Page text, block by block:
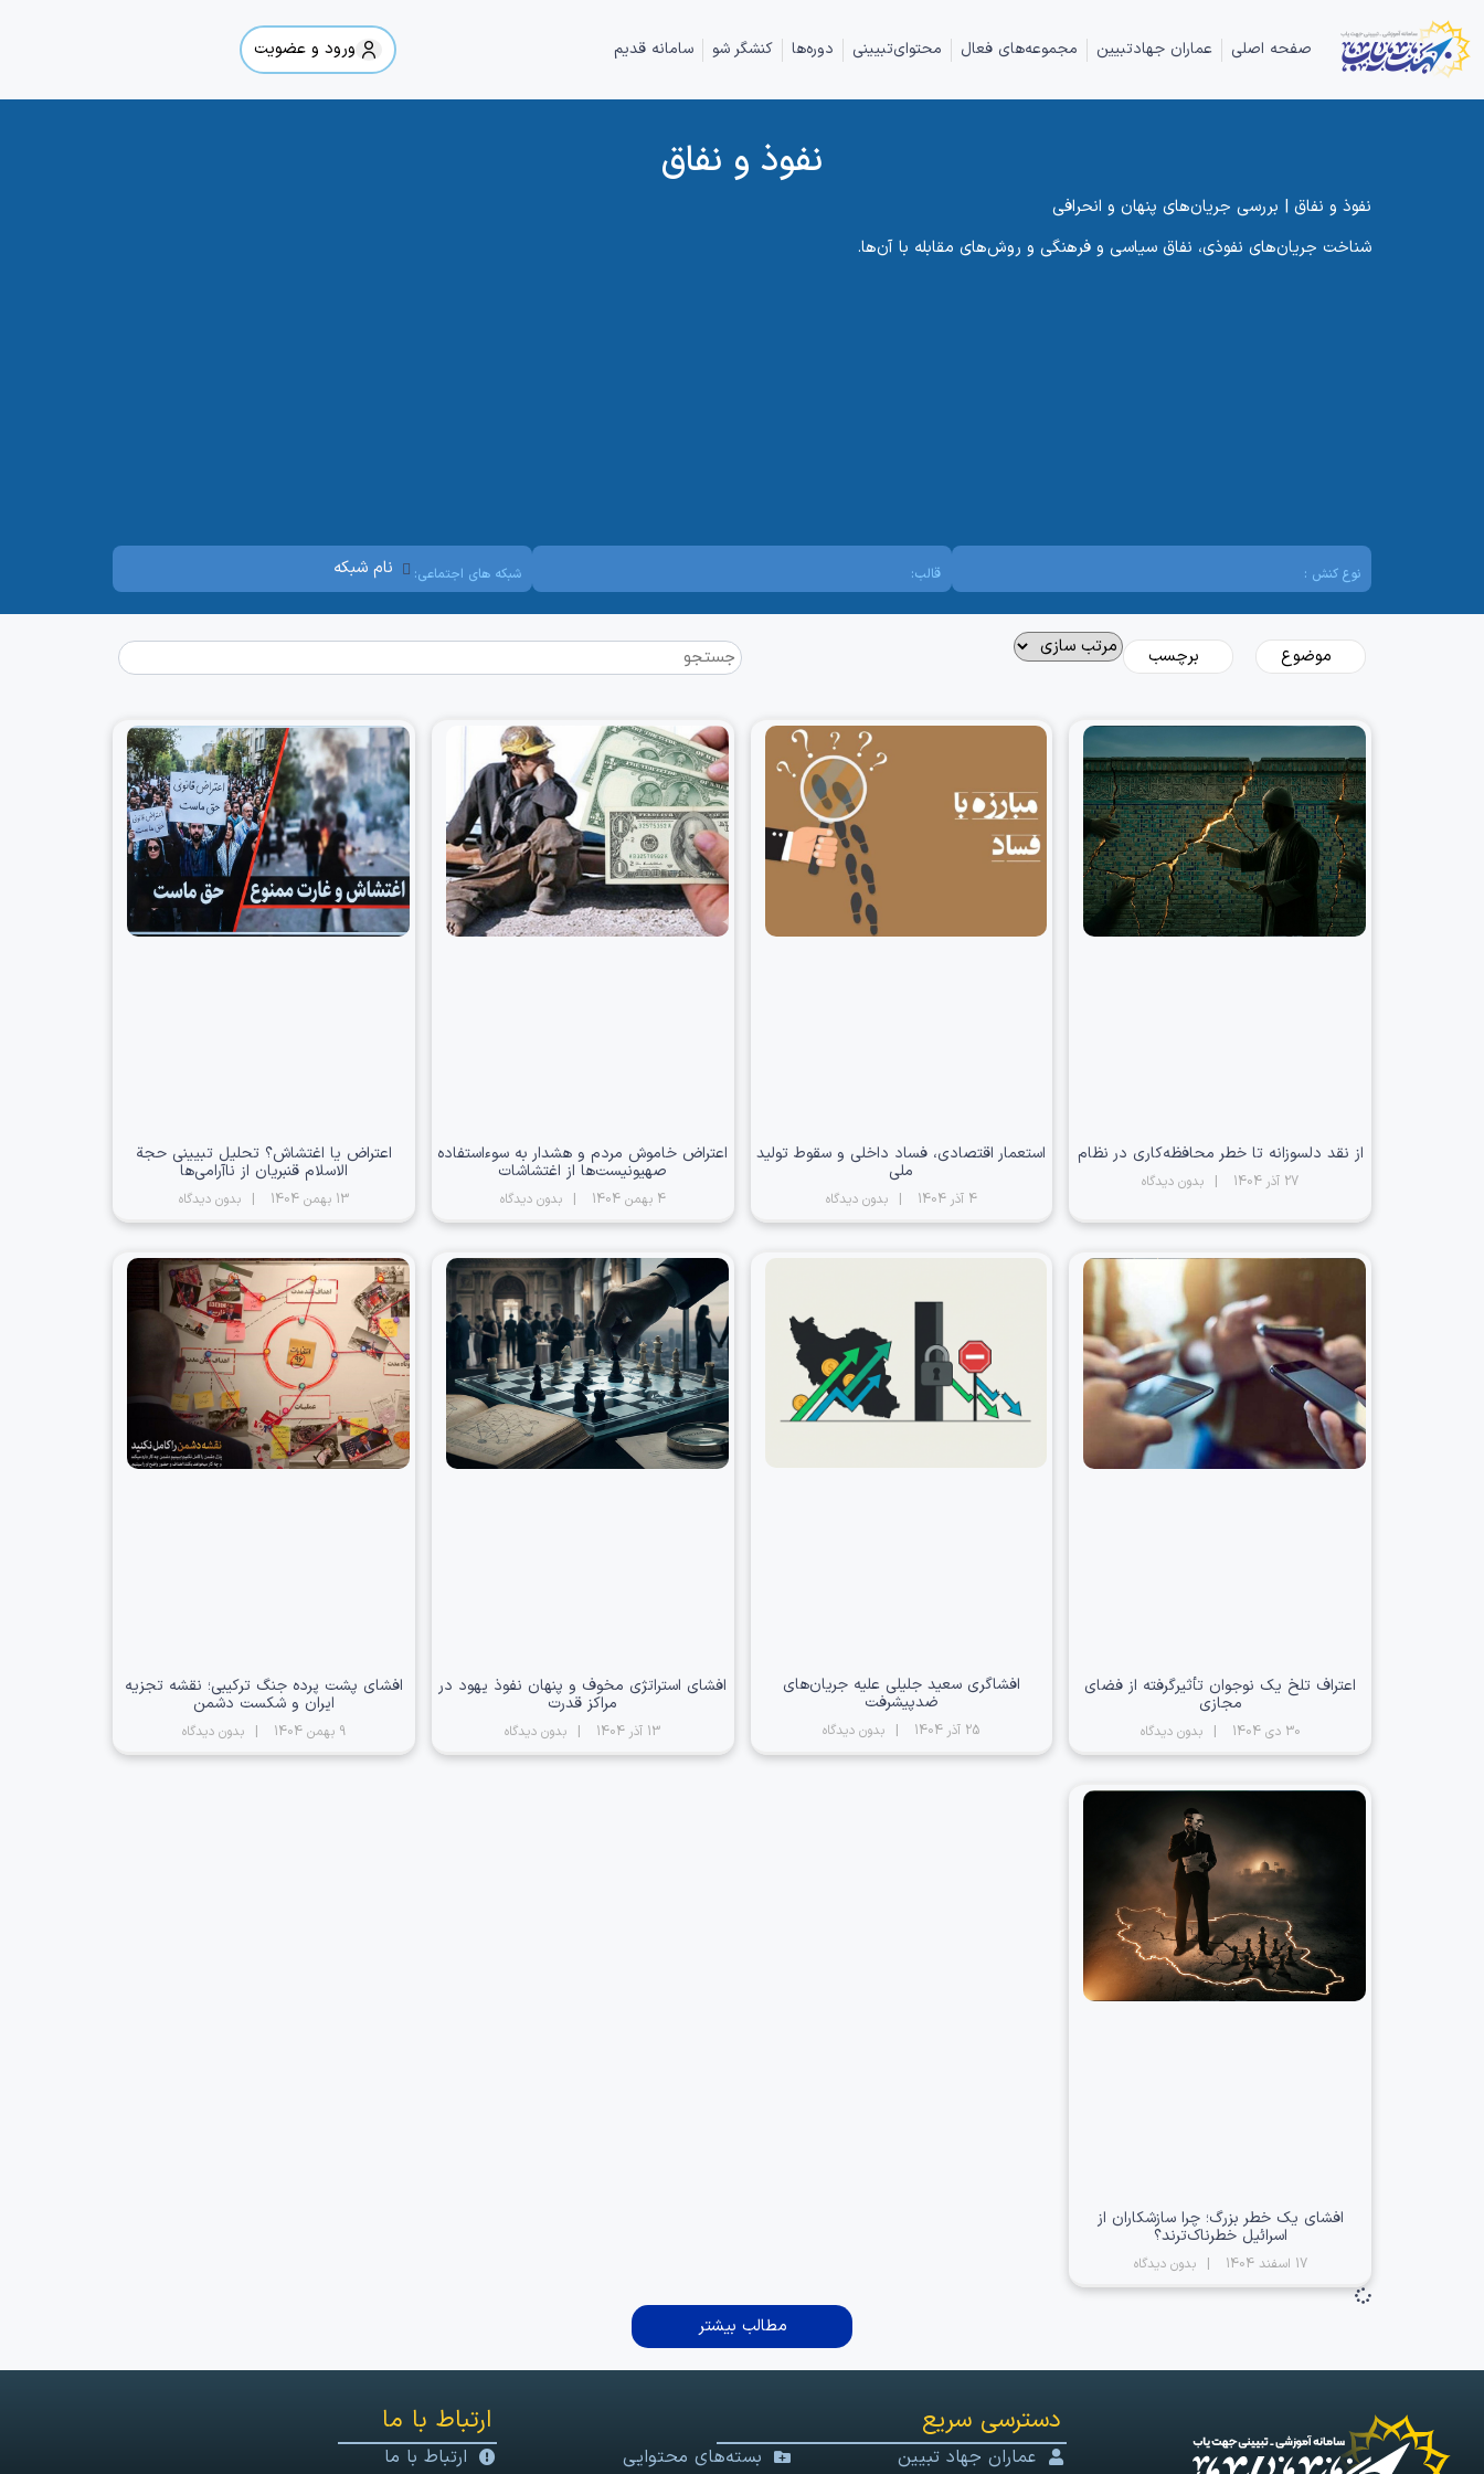
صفحه اصلی عماران جهادتبیین مجموعه‌های فعال محتوای‌تبیینی دوره‌ها کنشگر شو سامانه قدیم ورود و عضویت
نفوذ و نفاق
نفوذ و نفاق | بررسی جریان‌های پنهان و انحرافی
شناخت جریان‌های نفوذی، نفاق سیاسی و فرهنگی و روش‌های مقابله با آن‌ها.
نوع کنش : قالب: شبکه های اجتماعی: نام شبکه
از نقد دلسوزانه تا خطر محافظه‌کاری در نظام
27 آذر 1404 بدون دیدگاه
استعمار اقتصادی، فساد داخلی و سقوط تولید
ملی
4 آذر 1404 بدون دیدگاه
اعتراض خاموش مردم و هشدار به سوءاستفاده
صهیونیست‌ها از اغتشاشات
4 بهمن 1404 بدون دیدگاه
اعتراض یا اغتشاش؟ تحلیل تبیینی حجة
الاسلام قنبریان از ناآرامی‌ها
13 بهمن 1404 بدون دیدگاه
اعتراف تلخ یک نوجوان تأثیرگرفته از فضای
مجازی
30 دی 1404 بدون دیدگاه
افشاگری سعید جلیلی علیه جریان‌های
ضدپیشرفت
25 آذر 1404 بدون دیدگاه
افشای استراتژی مخوف و پنهان نفوذ یهود در
مراکز قدرت
13 آذر 1404 بدون دیدگاه
افشای پشت پرده جنگ ترکیبی؛ نقشه تجزیه
ایران و شکست دشمن
9 بهمن 1404 بدون دیدگاه
افشای یک خطر بزرگ؛ چرا سازشکاران از
اسرائیل خطرناک‌ترند؟
17 اسفند 1404 بدون دیدگاه
مطالب بیشتر
دسترسی سریع
عماران جهاد تبیین
بسته‌های محتوایی
ارتباط با ما
ارتباط با ما